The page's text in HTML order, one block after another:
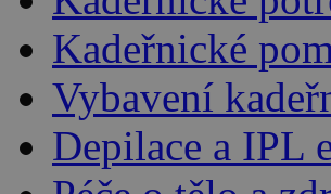
Kadeřnické
Vybavení
Depilace a IPL